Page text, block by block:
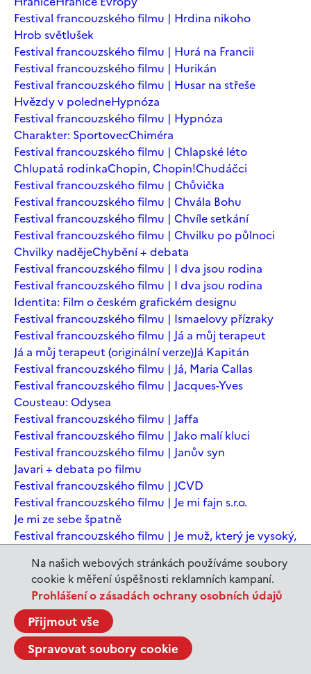
Na našich webových stránkách používáme soubory
cookie k měření úspěšnosti reklamních kampaní.
Prohlášení o zásadách ochrany osobních údajů
Přijmout vše
Spravovat soubory cookie
Festival francouzského filmu | Hrdina nikoho
Hrob světlušek
Festival francouzského filmu | Hurá na Francii
Festival francouzského filmu | Hurikán
Festival francouzského filmu | Husar na střeše
Hvězdy v poledneHypnóza
Festival francouzského filmu | Hypnóza
Charakter: SportovecChiméra
Festival francouzského filmu | Chlapské léto
Chlupatá rodinkaChopin, Chopin!Chudáčci
Festival francouzského filmu | Chůvička
Festival francouzského filmu | Chvála Bohu
Festival francouzského filmu | Chvíle setkání
Festival francouzského filmu | Chvilku po půlnoci
Chvilky nadějeChybění + debata
Festival francouzského filmu | I dva jsou rodina
Festival francouzského filmu | I dva jsou rodina
Identita: Film o českém grafickém designu
Festival francouzského filmu | Ismaelovy přízraky
Festival francouzského filmu | Já a můj terapeut
Já a můj terapeut (originální verze)Já Kapitán
Festival francouzského filmu | Já, Maria Callas
Festival francouzského filmu | Jacques-Yves
Cousteau: Odysea
Festival francouzského filmu | Jaffa
Festival francouzského filmu | Jako malí kluci
Festival francouzského filmu | Janův syn
Javari + debata po filmu
Festival francouzského filmu | JCVD
Festival francouzského filmu | Je mi fajn s.r.o.
Je mi ze sebe špatně
Festival francouzského filmu | Je muž, který je vysoký,
Chomským
Festival francouzského filmu | Je to jen konec světa
Festival francouzského filmu | Je to jen konec světa
Festival francouzského filmu | Jeanne du Barry -
Králova milenka
Jeanne du Barry – Králova milenka